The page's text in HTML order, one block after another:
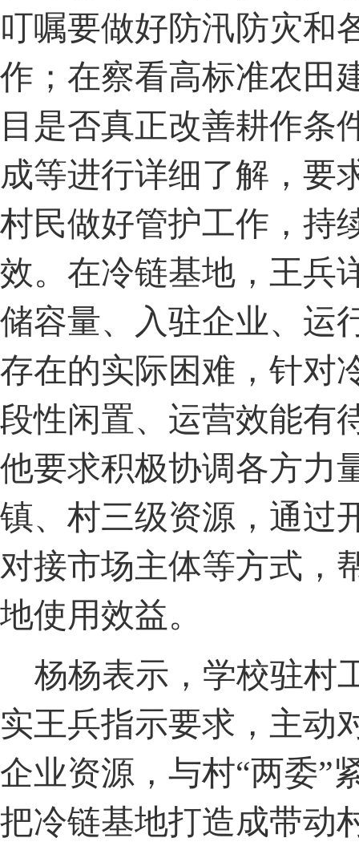
叮嘱要做好防汛防灾和
作；在察看高标准农田
目是否真正改善耕作条
成等进行详细了解，要
村民做好管护工作，持
效。在冷链基地，王兵
储容量、入驻企业、运
存在的实际困难，针对
段性闲置、运营效能有
他要求积极协调各方力
镇、村三级资源，通过
对接市场主体等方式，
地使用效益。
杨杨表示，学校驻村
实王兵指示要求，主动
企业资源，与村“两委”
把冷链基地打造成带动